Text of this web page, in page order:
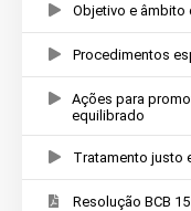
Objetivo e âmbito
Procedimentos
Ações para
equilibrado
Tratamento justo
Resolução BCB